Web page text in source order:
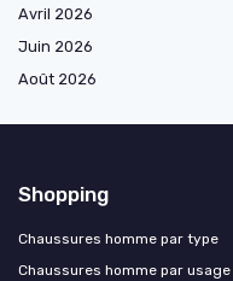
Avril 2026
Juin 2026
Août 2026
Shopping
Chaussures homme par type
Chaussures homme par usage